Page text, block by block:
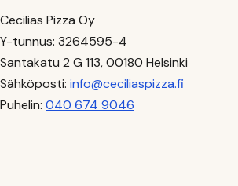
Cecilias Pizza Oy
Y-tunnus: 3264595-4
Santakatu 2 G 113, 00180 Helsinki
Sähköposti: info@ceciliaspizza.fi
Puhelin: 040 674 9046